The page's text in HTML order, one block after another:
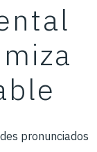
pronunciados